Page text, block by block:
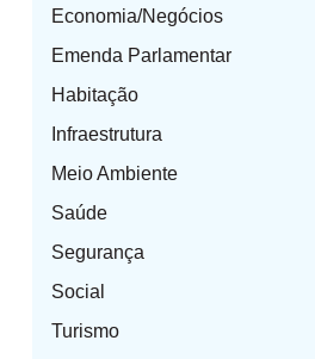
Economia/Negócios
Emenda Parlamentar
Habitação
Infraestrutura
Meio Ambiente
Saúde
Segurança
Social
Turismo